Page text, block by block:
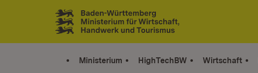
Zum Inhalt springen
Link zur Startseite
Ministerium HighTechBW Wirtschaft